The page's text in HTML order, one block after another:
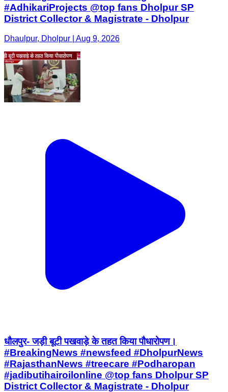
#AdhikariProjects @top fans Dholpur SP
District Collector & Magistrate - Dholpur
Dhaulpur, Dholpur | Aug 9, 2026
धौलपुर- जड़ी बूटी पखवाड़े के तहत किया पौधारोपण।
#BreakingNews #newsfeed #DholpurNews
#RajasthanNews #treecare #Podharopan
#jadibutihairoilonline @top fans Dholpur SP
District Collector & Magistrate - Dholpur